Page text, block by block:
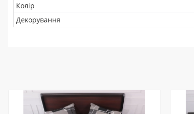
Колір
Декорування